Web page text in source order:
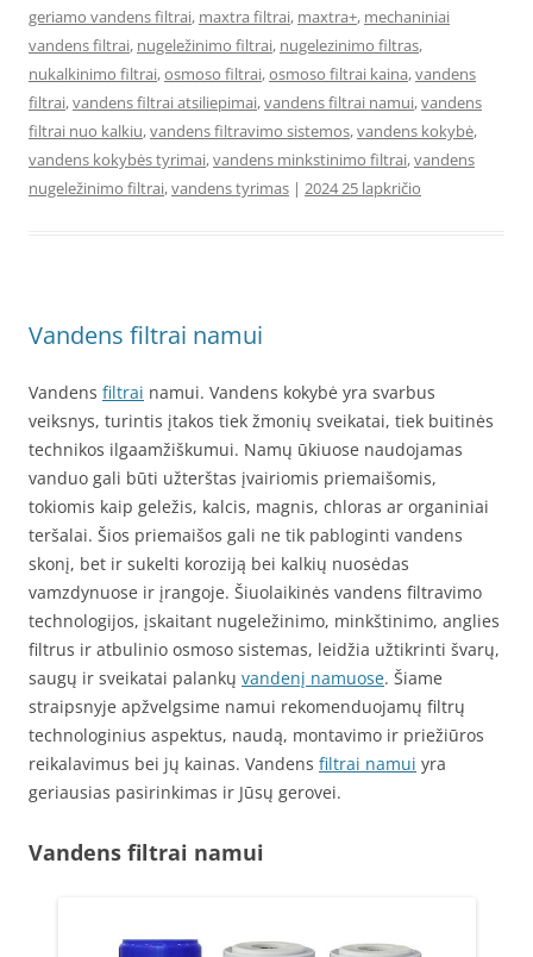
geriamo vandens filtrai, maxtra filtrai, maxtra+, mechaniniai
vandens filtrai, nugeležinimo filtrai, nugelezinimo filtras,
nukalkinimo filtrai,osmoso filtrai,osmoso filtrai kaina,vandens
filtrai,vandens filtrai atsiliepimai,vandens filtrai namui,vandens
filtrai nuo kalkiu,vandens filtravimo sistemos,vandens kokybė,
vandens kokybės tyrimai,vandens minkstinimo filtrai,vandens
nugeležinimo filtrai,vandens tyrimas | 2024 25 lapkričio
Vandens filtrai namui
Vandens filtrai namui. Vandens kokybė yra svarbus
veiksnys, turintis įtakos tiek žmonių sveikatai, tiek buitinės
technikos ilgaamžiškumui. Namų ūkiuose naudojamas
vanduo gali būti užterštas įvairiomis priemaišomis,
tokiomis kaip geležis, kalcis, magnis, chloras ar organiniai
teršalai. Šios priemaišos gali ne tik pabloginti vandens
skonį, bet ir sukelti koroziją bei kalkių nuosėdas
vamzdynuose ir įrangoje. Šiuolaikinės vandens filtravimo
technologijos, įskaitant nugeležinimo, minkštinimo, anglies
filtrus ir atbulinio osmoso sistemas, leidžia užtikrinti švarų,
saugų ir sveikatai palankų vandenį namuose. Šiame
straipsnyje apžvelgsime namui rekomenduojamų filtrų
technologinius aspektus, naudą, montavimo ir priežiūros
reikalavimus bei jų kainas. Vandens filtrai namui yra
geriausias pasirinkimas ir Jūsų gerovei.
Vandens filtrai namui